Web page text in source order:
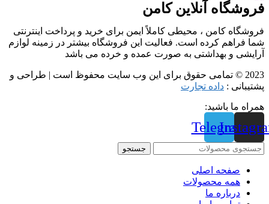
فروشگاه آنلاین کامن
فروشگاه کامن ، محیطی کاملاً ایمن برای خرید و پرداخت اینترنتی
شما فراهم کرده است. فعالیت این فروشگاه بیشتر در زمینه لوازم
آرایشی و بهداشتی به صورت عمده و خرده می باشد
2023 © تمامی حقوق برای این وب سایت محفوظ است | طراحی و
پشتیبانی : داده تجارت
همراه ما باشید:
Telegram
جستجو
صفحه اصلی
همه محصولات
درباره ما